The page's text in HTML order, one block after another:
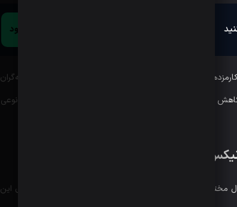
ثبت‌نام / ورود
رقابتی و خدمات حرفه‌ای، محیطی مناسب برای معامله‌گران
هزینه‌های معاملاتی خود هستند اهمیت زیادی دارد و به نوعی
مختلف را با یکدیگر معامله می‌کنند. صرافی بیت یونیکس برای این